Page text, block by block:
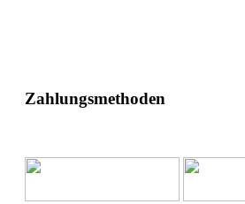
Zahlungsmethoden